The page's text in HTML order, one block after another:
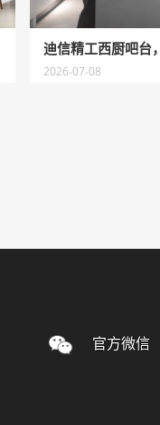
2026-07-08
官方微信